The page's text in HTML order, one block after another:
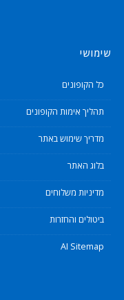
שימושי
כל הקופונים
תהליך אימות הקופונים
מדריך שימוש באתר
בלוג האתר
מדיניות משלוחים
ביטולים והחזרות
AI Sitemap